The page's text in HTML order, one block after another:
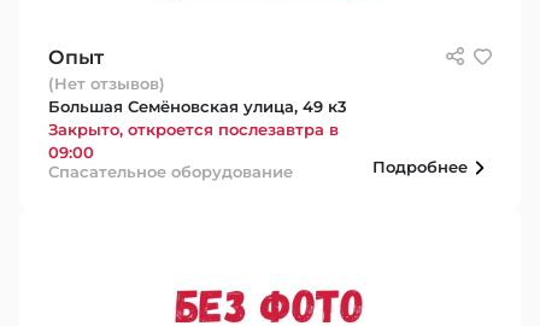
Опыт
(Нет отзывов)
Большая Семёновская улица, 49 к3
Закрыто, откроется послезавтра в
09:00
Спасательное оборудование
Подробнее